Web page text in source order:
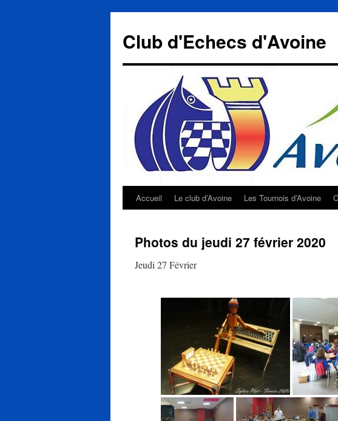
contenu
Club d'Echecs d'Avoine
Accueil Le club d’Avoine Les Tournois d’Avoine
Photos du jeudi 27 février 2020
Jeudi 27 Février